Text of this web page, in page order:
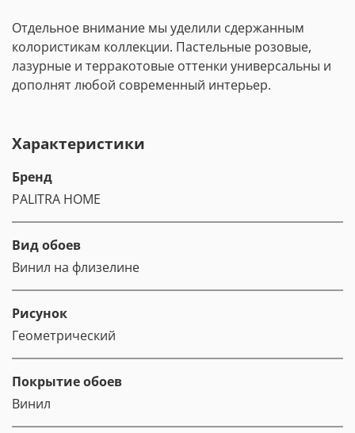
Отдельное внимание мы уделили сдержанным
колористикам коллекции. Пастельные розовые,
лазурные и терракотовые оттенки универсальны и
дополнят любой современный интерьер.
Характеристики
Бренд
PALITRA HOME
Вид обоев
Винил на флизелине
Рисунок
Геометрический
Покрытие обоев
Винил